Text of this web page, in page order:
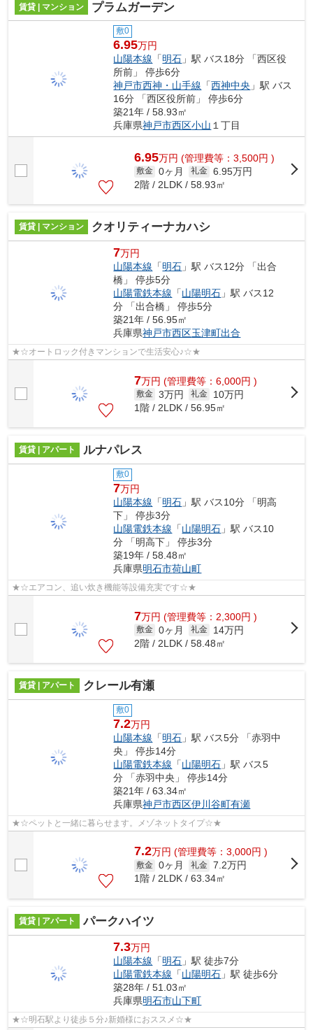
賃貸 | マンション プラムガーデン
敷0
6.95万円
山陽本線 「明石 」駅 バス18分 「西区役
所前」 停歩6分
神戸市西神・山手線 「西神中央 」駅 バス
16分 「西区役所前」 停歩6分
築21年 / 58.93㎡
兵庫県神戸市西区小山 １丁目
6.95万円 (管理費等：3,500円 )
敷金 0ヶ月 礼金 6.95万円
2階 / 2LDK / 58.93㎡
賃貸 | マンション クオリティーナカハシ
7万円
山陽本線 「明石 」駅 バス12分 「出合
橋」 停歩5分
山陽電鉄本線 「山陽明石 」駅 バス12
分 「出合橋」 停歩5分
築21年 / 56.95㎡
兵庫県神戸市西区玉津町出合
★☆オートロック付きマンションで生活安心♪☆★
7万円 (管理費等：6,000円 )
敷金 3万円 礼金
10万円
1階 / 2LDK / 56.95㎡
賃貸 | アパート ルナパレス
敷0
7万円
山陽本線 「明石 」駅 バス10分 「明高
下」 停歩3分
山陽電鉄本線 「山陽明石 」駅 バス10
分 「明高下」 停歩3分
築19年 / 58.48㎡
兵庫県明石市荷山町
★☆エアコン、追い炊き機能等設備充実です☆★
7万円 (管理費等：2,300円 )
敷金 0ヶ月 礼金
14万円
2階 / 2LDK / 58.48㎡
賃貸 | アパート クレール有瀬
敷0
7.2万円
山陽本線 「明石 」駅 バス5分 「赤羽中
央」 停歩14分
山陽電鉄本線 「山陽明石 」駅 バス5
分 「赤羽中央」 停歩14分
築21年 / 63.34㎡
兵庫県神戸市西区伊川谷町有瀬
★☆ペットと一緒に暮らせます。メゾネットタイプ☆★
7.2万円 (管理費等：3,000円 )
敷金 0ヶ月 礼金 7.2万円
1階 / 2LDK / 63.34㎡
賃貸 | アパート パークハイツ
7.3万円
山陽本線 「明石 」駅 徒歩7分
山陽電鉄本線 「山陽明石 」駅 徒歩6分
築28年 / 51.03㎡
兵庫県明石市山下町
★☆明石駅より徒歩５分♪新婚様におススメ☆★